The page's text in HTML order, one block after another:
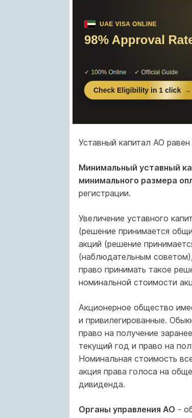
Уставный капитал АО
Минимальный уставный
минимального размера
регистрации.
Увеличение уставного
(решение принимается
акций (решение
(наблюдательным
право принимать такое
номинальной стоимости
Акционерное общество
и привилегированные.
право на получение
текущий год и право на
Номинальная стоимость
акция права голоса на
дивиденда.
Органы управления АО -